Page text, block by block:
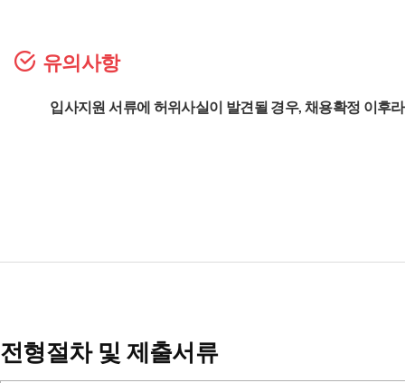
유의사항
입사지원 서류에 허위사실이 발견될 경우, 채용확정 이후
전형절차 및 제출서류